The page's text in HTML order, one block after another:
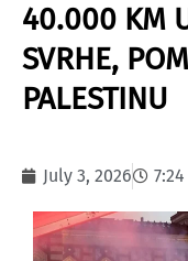
40.000 KM
SVRHE,
PALESTINU
July 3, 2026